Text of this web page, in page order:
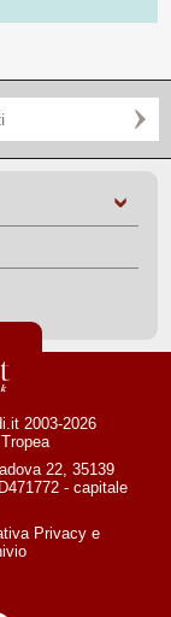
2003-2026
22, 35139
- capitale
Privacye